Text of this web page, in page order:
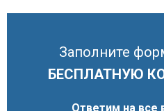
Заполните
БЕСПЛАТНУЮ
Ответим на все